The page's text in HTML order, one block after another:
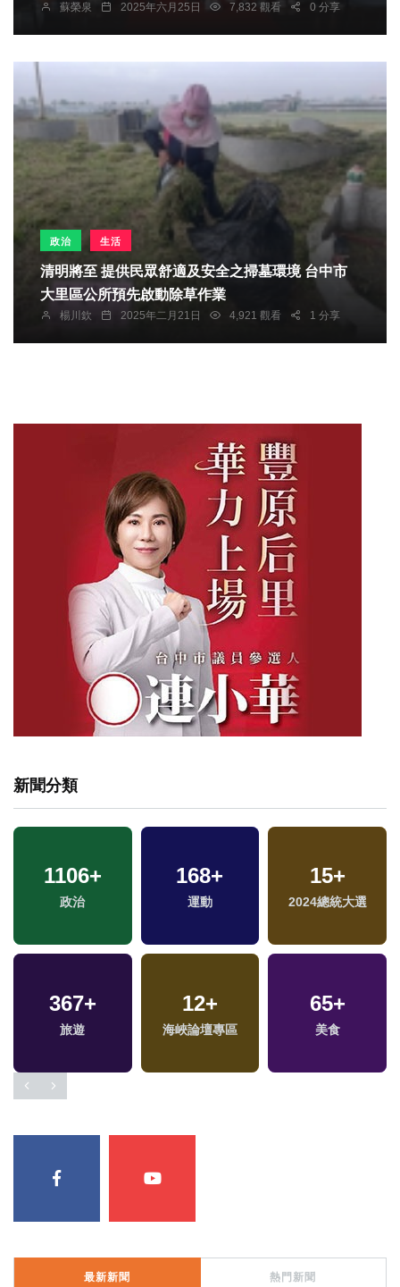
蘇榮泉 2025年六月25日 7,832 觀看 0 分享
政治 生活
清明將至 提供民眾舒適及安全之掃墓環境 台中市
大里區公所預先啟動除草作業
楊川欽 2025年二月21日 4,921 觀看 1 分享
新聞分類
1106+
政治
168+
運動
15+
2024總統大選
367+
旅遊
12+
海峽論壇專區
65+
美食
最新新聞 熱門新聞